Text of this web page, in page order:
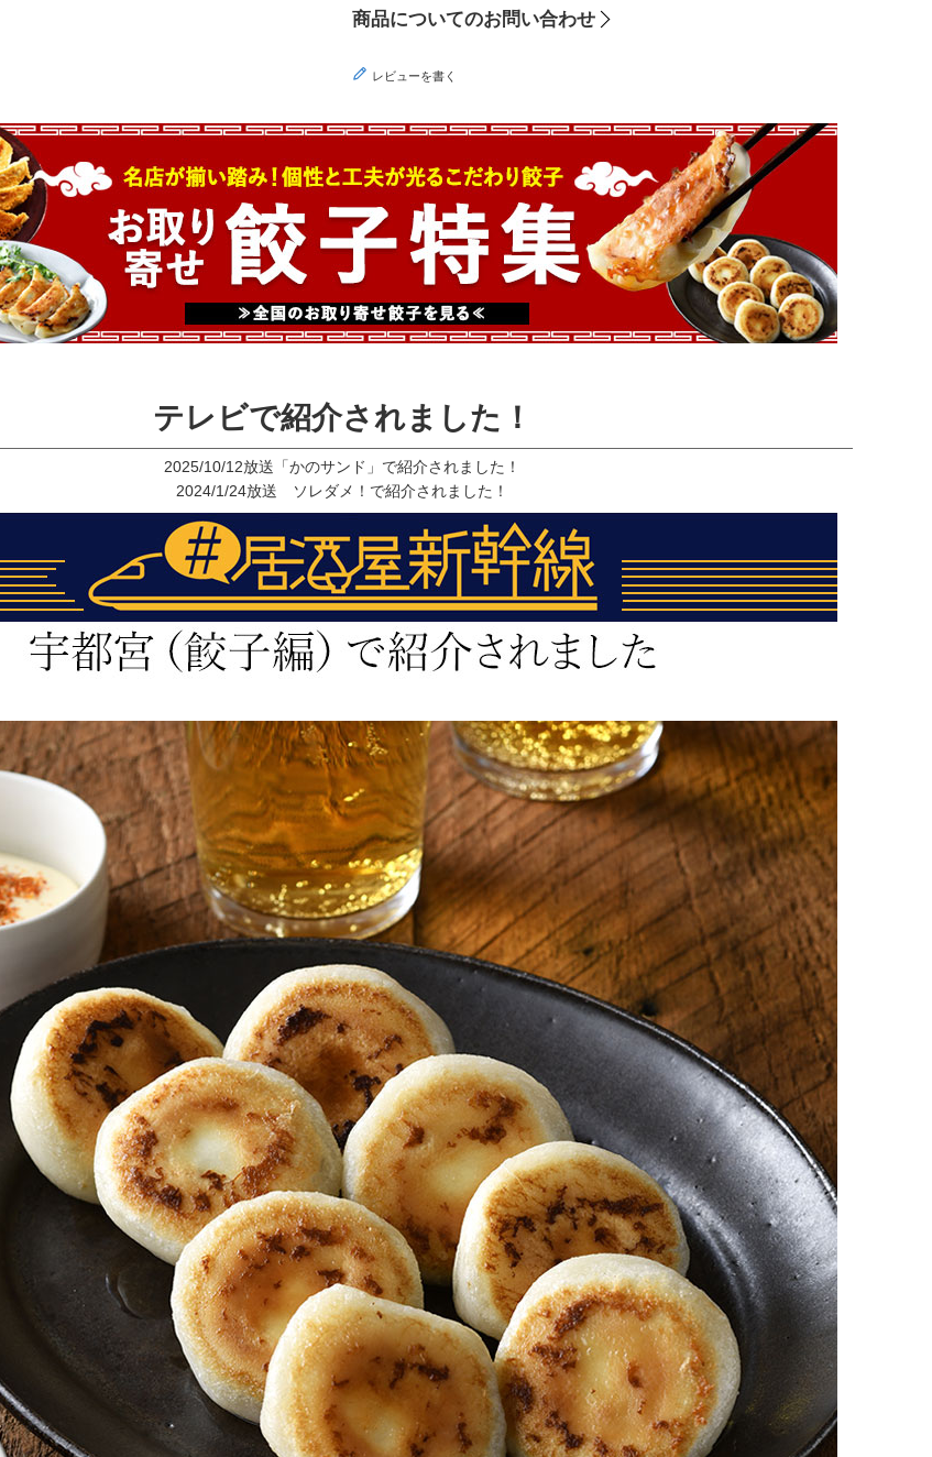
テレビで紹介されました！
2025/10/12放送「かのサンド」で紹介されました！
2024/1/24放送 ソレダメ！で紹介されました！
商品についてのお問い合わせ
レビューを書く